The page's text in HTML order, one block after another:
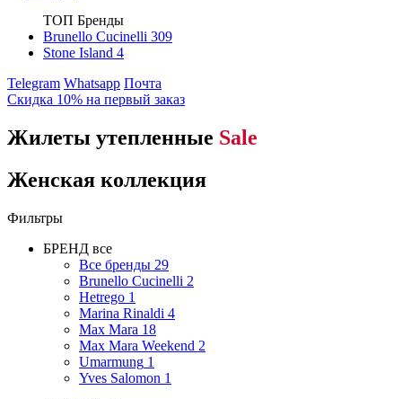
ТОП Бренды
Brunello Cucinelli 309
Stone Island 4
Telegram Whatsapp Почта
Скидка 10% на первый заказ
Жилеты утепленные Sale
Женская коллекция
Фильтры
БРЕНД все
Все бренды 29
Brunello Cucinelli 2
Hetrego 1
Marina Rinaldi 4
Max Mara 18
Max Mara Weekend 2
Umarmung 1
Yves Salomon 1